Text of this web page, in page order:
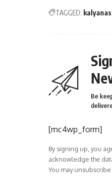
TAGGED:
Be
[mc4wp_form]
By signing up, you
acknowledge the
You may